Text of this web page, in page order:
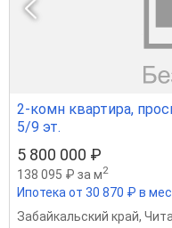
2-комн квартира,
5/9 эт.
5 800 000 ₽
138 095 ₽ за м2
Ипотека от 30 870 ₽ в
Забайкальский край, Чита